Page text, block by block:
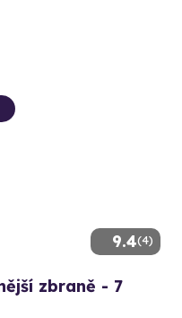
9.4(4)
zbraně - 7